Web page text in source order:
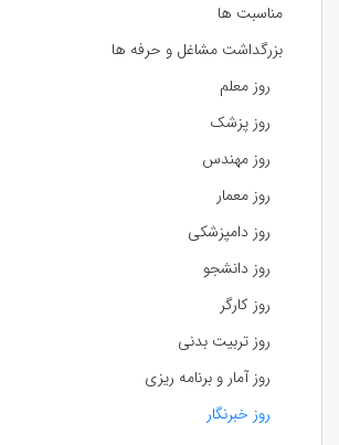
مناسبت ها
بزرگداشت مشاغل و حرفه ها
روز معلم
روز پزشک
روز مهندس
روز معمار
روز دامپزشکی
روز دانشجو
روز کارگر
روز تربیت بدنی
روز آمار و برنامه ریزی
روز خبرنگار